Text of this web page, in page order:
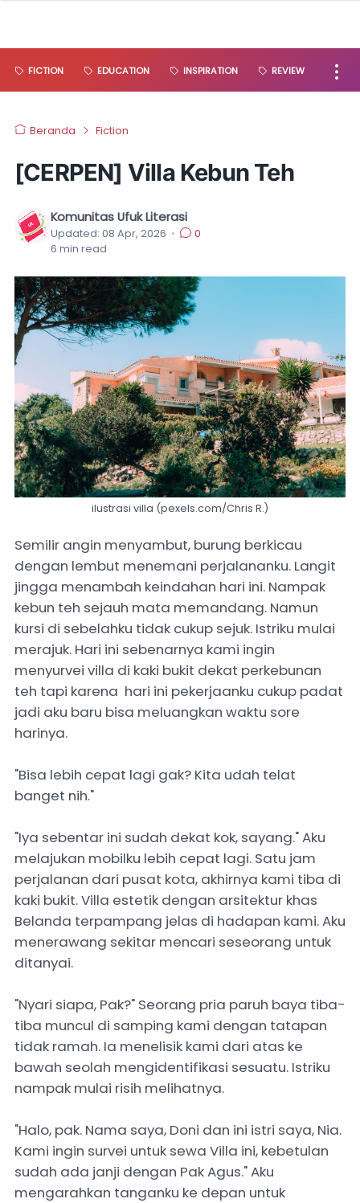
FICTION EDUCATION INSPIRATION REVIEW
Beranda Fiction
[CERPEN] Villa Kebun Teh
Komunitas Ufuk Literasi
Updated: 08 Apr, 2026 •
0
6 min read
ilustrasi villa (pexels.com/Chris R.)
Semilir angin menyambut, burung berkicau
dengan lembut menemani perjalananku. Langit
jingga menambah keindahan hari ini. Nampak
kebun teh sejauh mata memandang. Namun
kursi di sebelahku tidak cukup sejuk. Istriku mulai
merajuk. Hari ini sebenarnya kami ingin
menyurvei villa di kaki bukit dekat perkebunan
teh tapi karena hari ini pekerjaanku cukup padat
jadi aku baru bisa meluangkan waktu sore
harinya.
"Bisa lebih cepat lagi gak? Kita udah telat
banget nih."
"Iya sebentar ini sudah dekat kok, sayang." Aku
melajukan mobilku lebih cepat lagi. Satu jam
perjalanan dari pusat kota, akhirnya kami tiba di
kaki bukit. Villa estetik dengan arsitektur khas
Belanda terpampang jelas di hadapan kami. Aku
menerawang sekitar mencari seseorang untuk
ditanyai.
"Nyari siapa, Pak?" Seorang pria paruh baya tiba-
tiba muncul di samping kami dengan tatapan
tidak ramah. Ia menelisik kami dari atas ke
bawah seolah mengidentifikasi sesuatu. Istriku
nampak mulai risih melihatnya.
"Halo, pak. Nama saya, Doni dan ini istri saya, Nia.
Kami ingin survei untuk sewa Villa ini, kebetulan
sudah ada janji dengan Pak Agus." Aku
mengarahkan tanganku ke depan untuk